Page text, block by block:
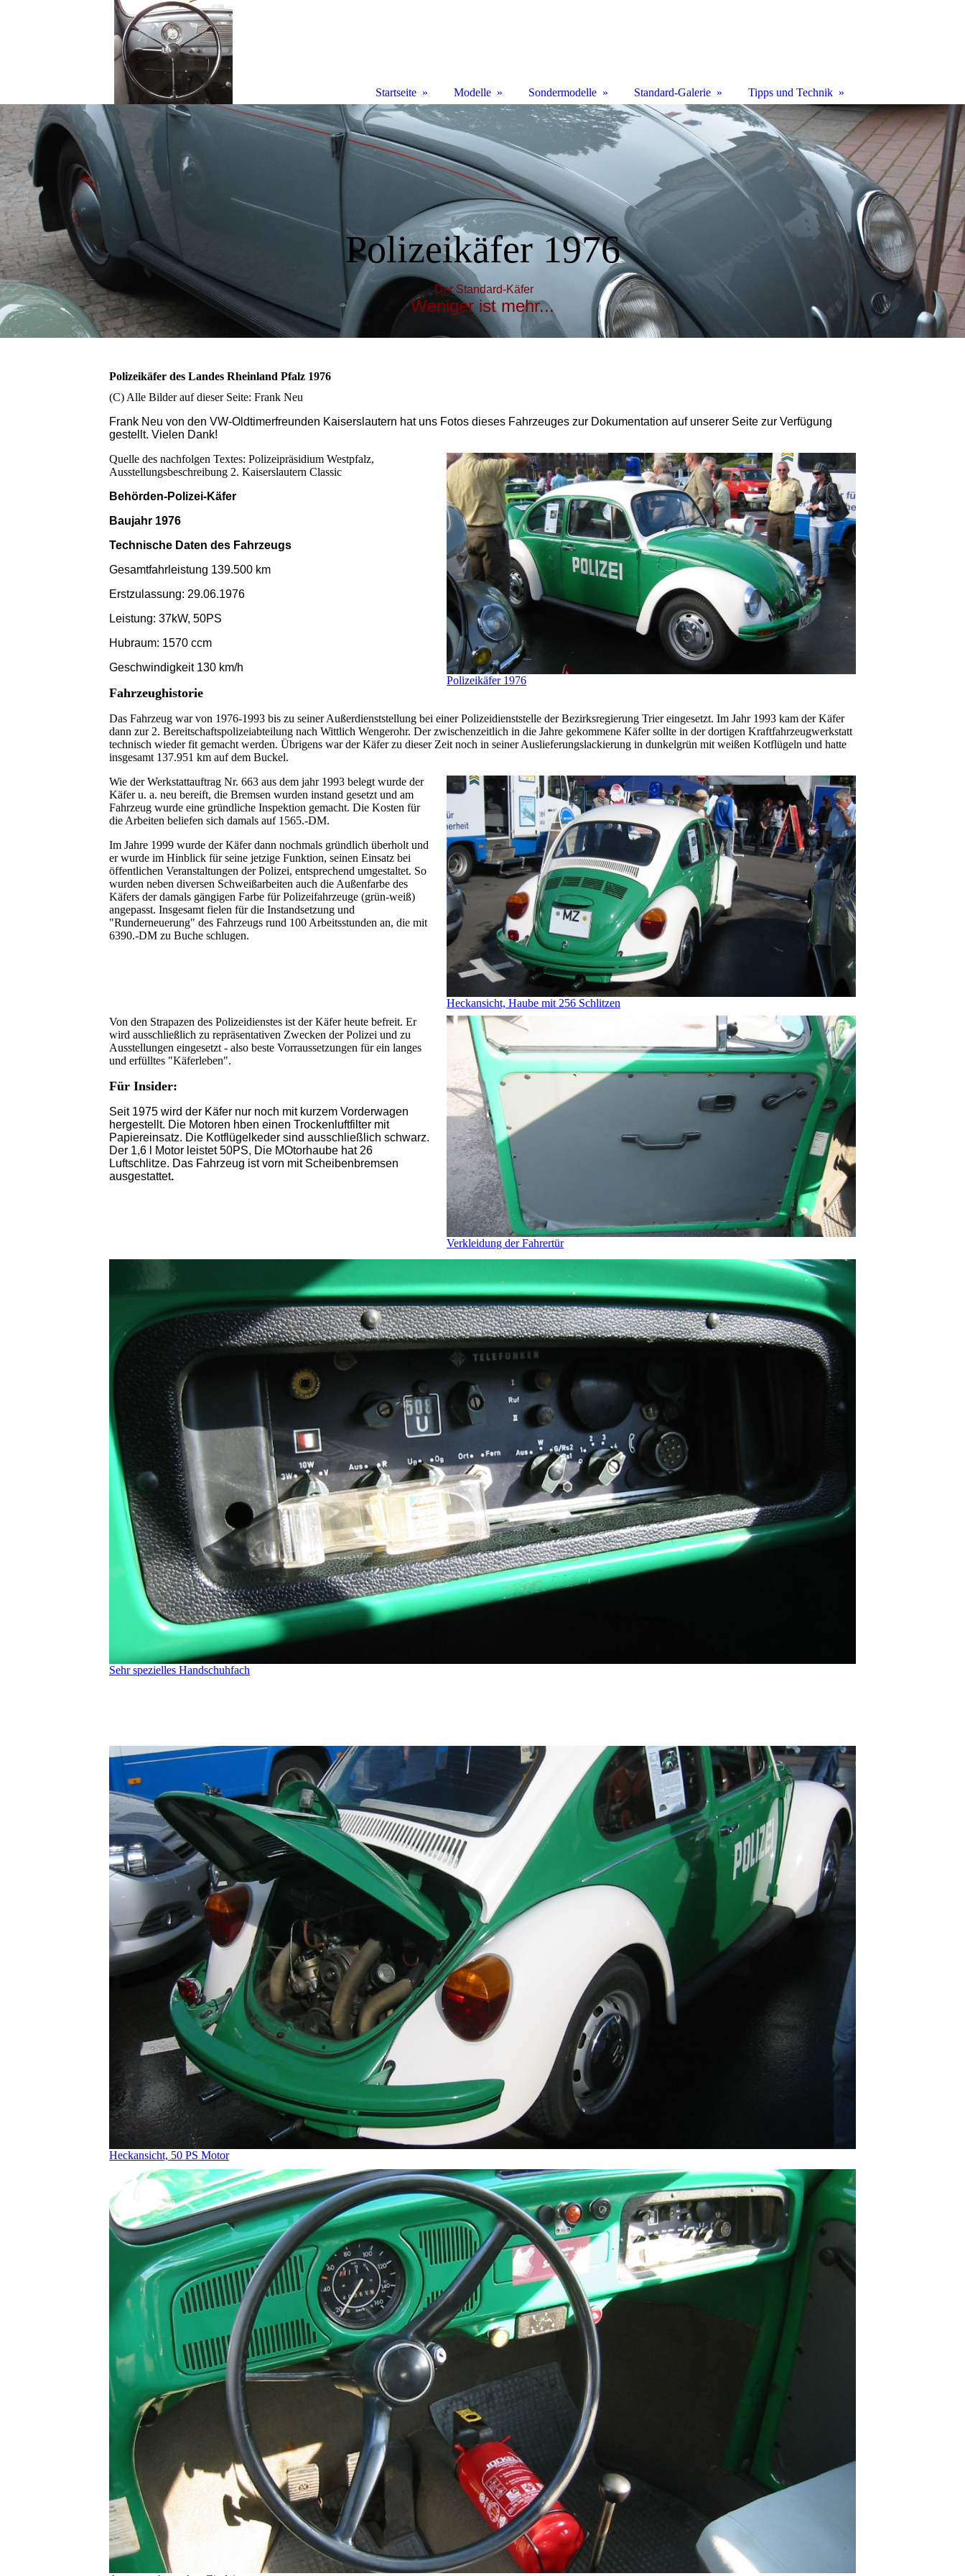
Polizeikäfer 1976
Der Standard-Käfer
Weniger ist mehr...
Polizeikäfer des Landes Rheinland Pfalz 1976
(C) Alle Bilder auf dieser Seite: Frank Neu
Frank Neu von den VW-Oldtimerfreunden Kaiserslautern hat uns Fotos dieses Fahrzeuges zur Dokumentation auf unserer Seite zur Verfügung
gestellt. Vielen Dank!
Polizeikäfer 1976
Quelle des nachfolgen Textes: Polizeipräsidium Westpfalz,
Ausstellungsbeschreibung 2. Kaiserslautern Classic
Behörden-Polizei-Käfer
Baujahr 1976
Technische Daten des Fahrzeugs
Gesamtfahrleistung 139.500 km
Erstzulassung: 29.06.1976
Leistung: 37kW, 50PS
Hubraum: 1570 ccm
Geschwindigkeit 130 km/h
Fahrzeughistorie
Das Fahrzeug war von 1976-1993 bis zu seiner Außerdienststellung bei einer Polizeidienststelle der Bezirksregierung Trier eingesetzt. Im Jahr 1993 kam der Käfer
dann zur 2. Bereitschaftspolizeiabteilung nach Wittlich Wengerohr. Der zwischenzeitlich in die Jahre gekommene Käfer sollte in der dortigen Kraftfahrzeugwerkstatt
technisch wieder fit gemacht werden. Übrigens war der Käfer zu dieser Zeit noch in seiner Auslieferungslackierung in dunkelgrün mit weißen Kotflügeln und hatte
insgesamt 137.951 km auf dem Buckel.
Heckansicht, Haube mit 256 Schlitzen
Wie der Werkstattauftrag Nr. 663 aus dem jahr 1993 belegt wurde der
Käfer u. a. neu bereift, die Bremsen wurden instand gesetzt und am
Fahrzeug wurde eine gründliche Inspektion gemacht. Die Kosten für
die Arbeiten beliefen sich damals auf 1565.-DM.
Im Jahre 1999 wurde der Käfer dann nochmals gründlich überholt und
er wurde im Hinblick für seine jetzige Funktion, seinen Einsatz bei
öffentlichen Veranstaltungen der Polizei, entsprechend umgestaltet. So
wurden neben diversen Schweißarbeiten auch die Außenfarbe des
Käfers der damals gängigen Farbe für Polizeifahrzeuge (grün-weiß)
angepasst. Insgesamt fielen für die Instandsetzung und
"Runderneuerung" des Fahrzeugs rund 100 Arbeitsstunden an, die mit
6390.-DM zu Buche schlugen.
Verkleidung der Fahrertür
Von den Strapazen des Polizeidienstes ist der Käfer heute befreit. Er
wird ausschließlich zu repräsentativen Zwecken der Polizei und zu
Ausstellungen eingesetzt - also beste Vorraussetzungen für ein langes
und erfülltes "Käferleben".
Für Insider:
Seit 1975 wird der Käfer nur noch mit kurzem Vorderwagen
hergestellt. Die Motoren hben einen Trockenluftfilter mit
Papiereinsatz. Die Kotflügelkeder sind ausschließlich schwarz.
Der 1,6 l Motor leistet 50PS, Die MOtorhaube hat 26
Luftschlitze. Das Fahrzeug ist vorn mit Scheibenbremsen
ausgestattet.
Sehr spezielles Handschuhfach
Heckansicht, 50 PS Motor
Startseite Modelle Sondermodelle Standard-Galerie Tipps und Technik